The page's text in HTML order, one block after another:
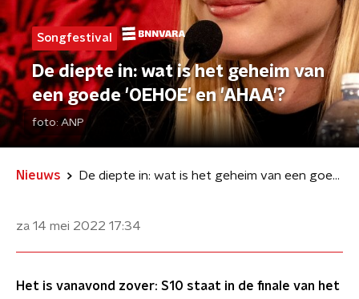
Songfestival
De diepte in: wat is het geheim van
een goede 'OEHOE' en 'AHAA'?
foto:ANP
Nieuws De diepte in: wat is het geheim van een goede 'OEHOE' en 'AHAA'?
za 14 mei 2022 17:34
Het is vanavond zover: S10 staat in de finale van het